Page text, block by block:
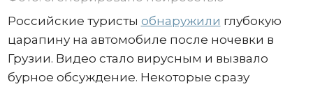
Российские туристы обнаружили глубокую
царапину на автомобиле после ночевки в
Грузии. Видео стало вирусным и вызвало
бурное обсуждение. Некоторые сразу